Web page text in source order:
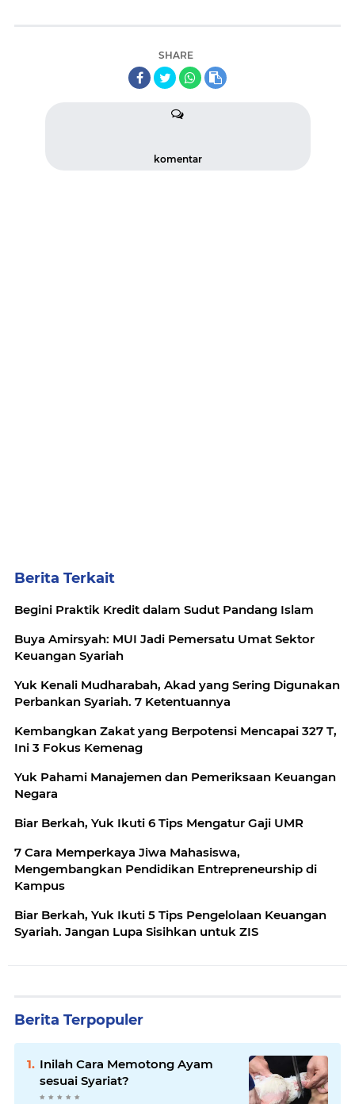
SHARE
komentar
Berita Terkait
Begini Praktik Kredit dalam Sudut Pandang Islam
Buya Amirsyah: MUI Jadi Pemersatu Umat Sektor
Keuangan Syariah
Yuk Kenali Mudharabah, Akad yang Sering Digunakan
Perbankan Syariah. 7 Ketentuannya
Kembangkan Zakat yang Berpotensi Mencapai 327 T,
Ini 3 Fokus Kemenag
Yuk Pahami Manajemen dan Pemeriksaan Keuangan
Negara
Biar Berkah, Yuk Ikuti 6 Tips Mengatur Gaji UMR
7 Cara Memperkaya Jiwa Mahasiswa,
Mengembangkan Pendidikan Entrepreneurship di
Kampus
Biar Berkah, Yuk Ikuti 5 Tips Pengelolaan Keuangan
Syariah. Jangan Lupa Sisihkan untuk ZIS
Berita Terpopuler
Inilah Cara Memotong Ayam
sesuai Syariat?